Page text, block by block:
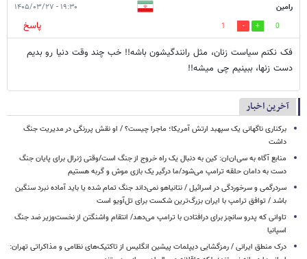
رامین ۱۹:۳۰ - ۱۴۰۵/۰۳/۲۷
0
1
پاسخ
فک نکنم سیاست زنان، مثل رانندگیشون باشه!! خب چند وقت دنیا رو بدیم
دست زنها، ببینیم چی میشه!!
آخرین اخبار
برکناری ناگهانی یک سپهبد ارتش آمریکا؛ ماجرا چیست؟ / او نقش پررنگی در مدیریت جنگ
داشت
منابع آگاه به سی‌ان‌ان: کین به دنبال یک راه خروج از جنگ است/وقتی ژنرال برای پایان جنگ
دست به دامان حلقه ترامپ می‌شود/ما درگیر یک بازی موش و گربه هستیم
سردرگمی و سرخوردگی در اسرائیل / نتانیاهو نمی‌داند جنگ تمام شده یا باید آماده نبرد سنگین
باشد / توافق ترامپ با ایران بزرگ‌ترین شکست برای تل‌آویو است
تاوانی که پدرو سانچز برای درافتادن با ترامپ می‌دهد/ انتقام واشنگتن از نخست‌وزیر ضد جنگ
اسپانیا
درک منطق ایرانی / رمزگشایی دیپلمات پیشین انگلیس از تاکتیک‌های نظامی و مذاکراتی تهران: